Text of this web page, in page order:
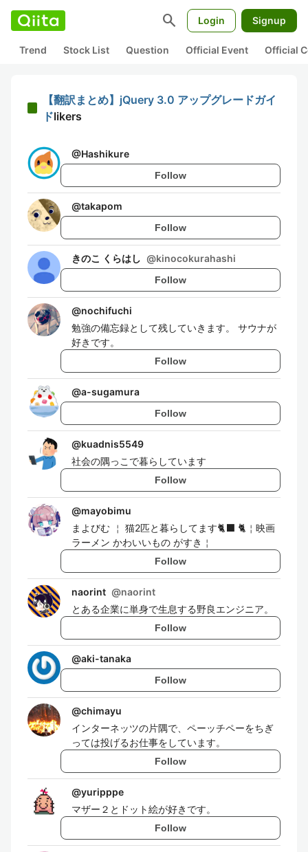
search Login Signup
Trend Stock List Question Official Event Official
【翻訳まとめ】jQuery 3.0 アップグレードガイ
ドlikers
@Hashikure
Follow
@takapom
Follow
きのこ くらはし @kinocokurahashi
Follow
@nochifuchi
勉強の備忘録として残していきます。 サウナが
好きです。
Follow
@a-sugamura
Follow
@kuadnis5549
社会の隅っこで暮らしています
Follow
@mayobimu
まよびむ ￤ 猫2匹と暮らしてます🐈‍⬛ 🐈￤映画
ラーメン かわいいもの がすき￤
Follow
naorint @naorint
とある企業に単身で生息する野良エンジニア。
Follow
@aki-tanaka
Follow
@chimayu
インターネッツの片隅で、ペーッチペーをちぎ
っては投げるお仕事をしています。
Follow
@yuripppe
マザー２とドット絵が好きです。
Follow